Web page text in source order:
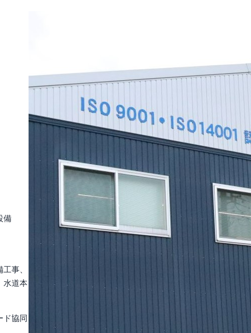
備
事、
水道本
ド協同